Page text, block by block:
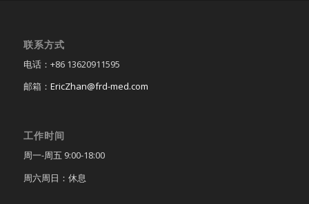
联系方式
电话：+86 13620911595
邮箱： EricZhan@frd-med.com
工作时间
周一-周五 9:00-18:00
周六周日：休息